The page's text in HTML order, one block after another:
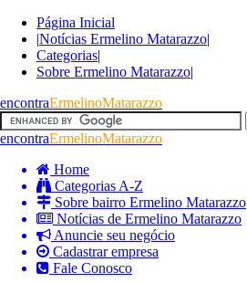
Página Inicial
|Notícias Ermelino Matarazzo|
Categorias|
Sobre Ermelino Matarazzo|
encontraErmelinoMatarazzo
encontraErmelinoMatarazzo
Home
Categorias A-Z
Sobre bairro Ermelino Matarazzo
Notícias de Ermelino Matarazzo
Anuncie seu negócio
Cadastrar empresa
Fale Conosco